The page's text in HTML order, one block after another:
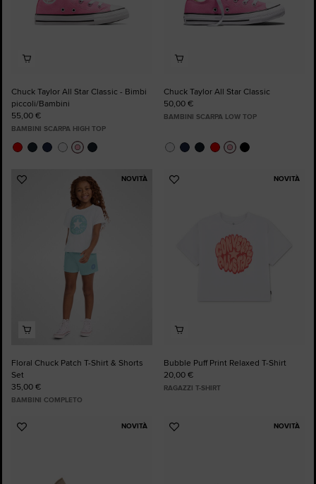
Chuck Taylor All Star Classic - Bimbi
piccoli/Bambini
55,00 €
BAMBINI SCARPA HIGH TOP
Chuck Taylor All Star Classic
50,00 €
BAMBINI SCARPA LOW TOP
NOVITÀ
Aggiungi
Floral Chuck Patch T-Shirt & Shorts
Set
35,00 €
BAMBINI COMPLETO
NOVITÀ
Aggiungi
Bubble Puff Print Relaxed T-Shirt
20,00 €
RAGAZZI T-SHIRT
NOVITÀ
Aggiungi
NOVITÀ
Aggiungi